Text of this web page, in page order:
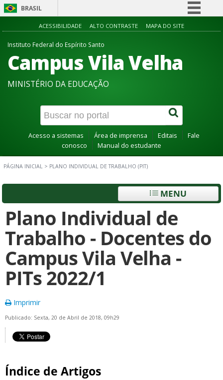
BRASIL
Simplifique!
Participe
Acesso à informação
Canais
ACESSIBILIDADE ALTO CONTRASTE MAPA DO SITE
Instituto Federal do Espírito Santo
Campus Vila Velha
MINISTÉRIO DA EDUCAÇÃO
Acesso a sistemas Área de imprensa Editais
Fale
conosco
Manual do estudante
PÁGINA INICIAL > PLANO INDIVIDUAL DE TRABALHO (PIT)
MENU
Plano Individual de
Trabalho - Docentes do
Campus Vila Velha -
PITs 2022/1
Imprimir
Publicado: Sexta, 20 de Abril de 2018, 09h29
Índice de Artigos